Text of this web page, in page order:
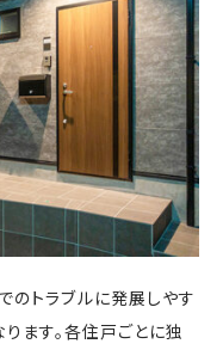
トラブルに発展しやす
ます。各住戸ごとに独